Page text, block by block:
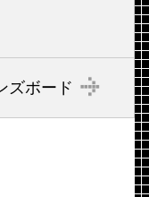
ズボード